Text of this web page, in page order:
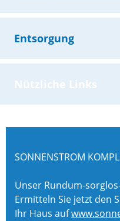
Entsorgung
Nützliche Links
SONNENSTROM
Unser Rundum-
Ermitteln Sie jetzt den
Ihr Haus auf